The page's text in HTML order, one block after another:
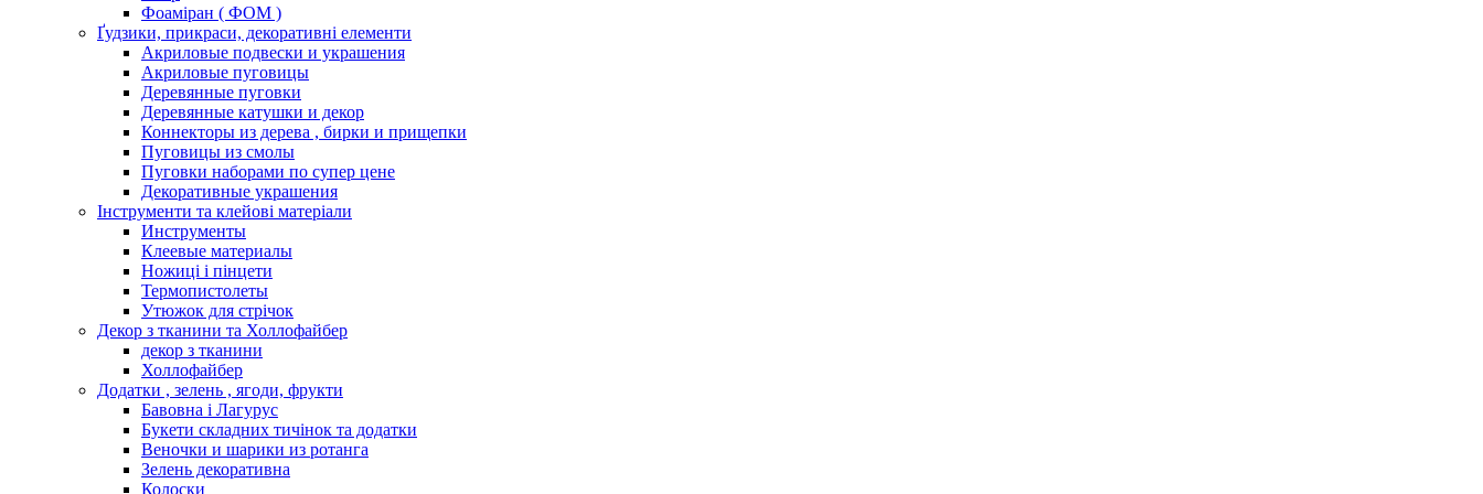
Фоаміран ( ФОМ )
Ґудзики, прикраси, декоративні елементи
Акриловые подвески и украшения
Акриловые пуговицы
Деревянные пуговки
Деревянные катушки и декор
Коннекторы из дерева , бирки и прищепки
Пуговицы из смолы
Пуговки наборами по супер цене
Декоративные украшения
Інструменти та клейові матеріали
Инструменты
Клеевые материалы
Ножиці і пінцети
Термопистолеты
Утюжок для стрічок
Декор з тканини та Холлофайбер
декор з тканини
Холлофайбер
Додатки , зелень , ягоди, фрукти
Бавовна і Лагурус
Букети складних тичінок та додатки
Веночки и шарики из ротанга
Зелень декоративна
Колоски